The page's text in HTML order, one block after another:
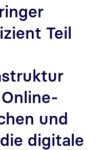
Teil
und
digitale